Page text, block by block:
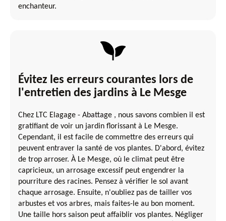
enchanteur.
Évitez les erreurs courantes lors de
l'entretien des jardins à Le Mesge
Chez LTC Elagage - Abattage , nous savons combien il est
gratifiant de voir un jardin florissant à Le Mesge.
Cependant, il est facile de commettre des erreurs qui
peuvent entraver la santé de vos plantes. D'abord, évitez
de trop arroser. À Le Mesge, où le climat peut être
capricieux, un arrosage excessif peut engendrer la
pourriture des racines. Pensez à vérifier le sol avant
chaque arrosage. Ensuite, n'oubliez pas de tailler vos
arbustes et vos arbres, mais faites-le au bon moment.
Une taille hors saison peut affaiblir vos plantes. Négliger